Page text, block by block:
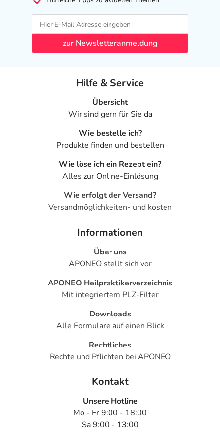
- Erhöhung der Leberenzymwerte
- Allergische Reaktionen
- Kopfschmerzen
- Gewebeeinblutungen in die Unterhaut an der
- Schmerzen an der Einstichstelle
- Allgemeine lokale Hautreaktionen an der Einstichstelle
- Thrombozytopenie (Verminderung der Anzahl der
Blutplättchen)
- Innere Blutungen
- Hautausschlag, schwerer
- Neoplasma (maligne) mit Blutungsrisiko
Veränderung während der Behandlung, wenden Sie sich
an Ihren Arzt oder Apotheker.
Nebenwirkungen berücksichtigt, die bei mindestens
einem von 1.000 behandelten Patienten auftreten.
Art der Anwendung?
Dauer der Anwendung?
Die Anwendungsdauer richtet sich nach Art der
Beschwerde und/oder Dauer der Erkrankung und wird
zur Newsletteranmeldung
Hilfe & Service
Übersicht
Wir sind gern für Sie da
Wie bestelle ich?
Produkte finden und bestellen
Wie löse ich ein Rezept ein?
Alles zur Online-Einlösung
Wie erfolgt der Versand?
Versandmöglichkeiten- und kosten
Informationen
Über uns
APONEO stellt sich vor
APONEO Heilpraktikerverzeichnis
Mit integriertem PLZ-Filter
Downloads
Alle Formulare auf einen Blick
Rechtliches
Rechte und Pflichten bei APONEO
Kontakt
Unsere Hotline
Mo - Fr 9:00 - 18:00
Sa 9:00 - 13:00